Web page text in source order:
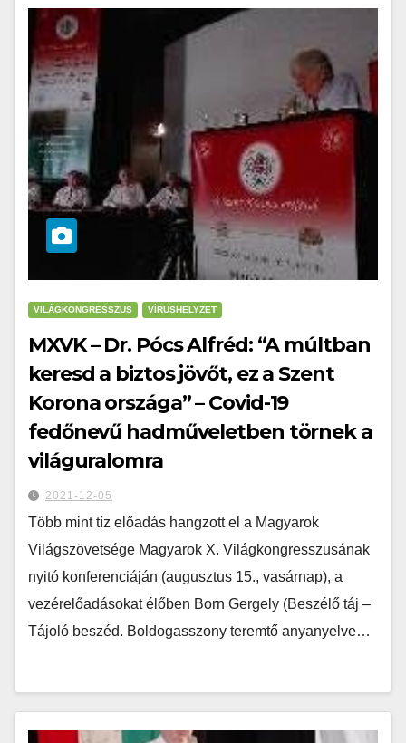
VILÁGKONGRESSZUS VÍRUSHELYZET
MXVK – Dr. Pócs Alfréd: “A múltban
keresd a biztos jövőt, ez a Szent
Korona országa” – Covid-19
fedőnevű hadműveletben törnek a
világuralomra
2021-12-05
Több mint tíz előadás hangzott el a Magyarok
Világszövetsége Magyarok X. Világkongresszusának
nyitó konferenciáján (augusztus 15., vasárnap), a
vezérelőadásokat élőben Born Gergely (Beszélő táj –
Tájoló beszéd. Boldogasszony teremtő anyanyelve…